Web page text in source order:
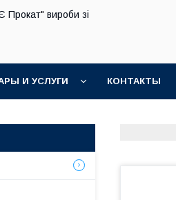
Прокат" вироби зі
И УСЛУГИ КОНТАКТЫ